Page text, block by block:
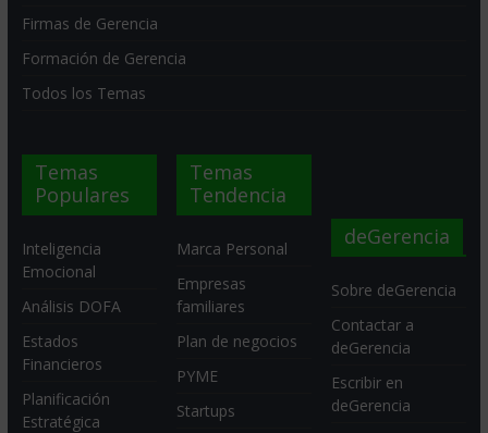
Firmas de Gerencia
Formación de Gerencia
Todos los Temas
Temas
Populares
Inteligencia
Emocional
Análisis DOFA
Estados
Financieros
Planificación
Estratégica
Temas
Tendencia
Marca Personal
Empresas
familiares
Plan de negocios
PYME
Startups
Contactar a